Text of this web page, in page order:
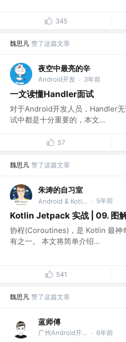
345
魏思凡 赞了这篇文章
夜空中最亮的辛
Android开发 · 3年前
一文读懂Handler面试
对于Android开发人员，Handler
试中都是十分重要的，本文...
57
魏思凡 赞了这篇文章
朱涛的自习室
Android & Kotlin GDE @Munk AI · 5年前
Kotlin Jetpack 实战 | 09. 图
协程(Coroutines)，是 Kotlin 最神
有之一。 本文将简单介绍...
541
魏思凡 赞了这篇文章
蓝师傅
广州Android开发 @TT · 6年前